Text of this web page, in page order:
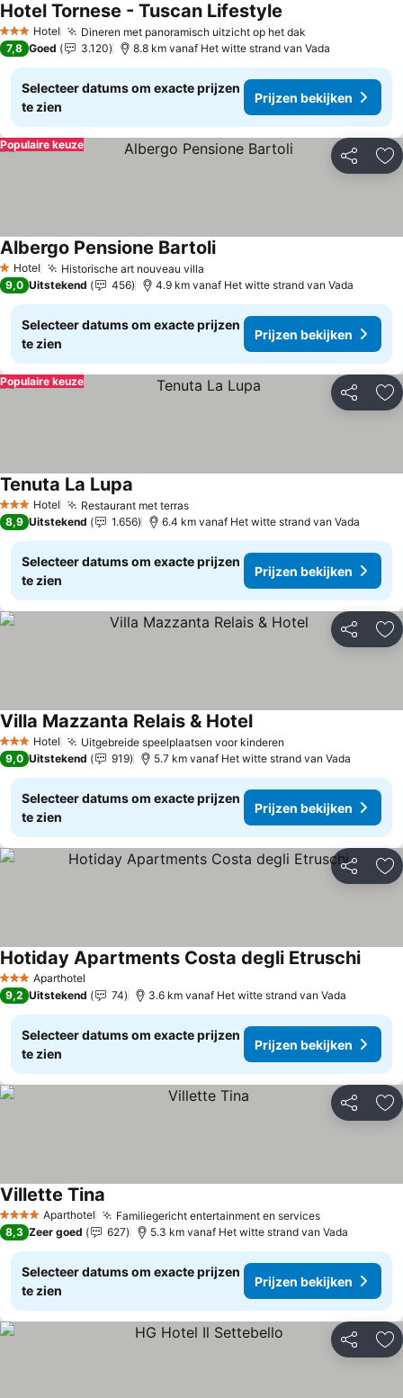
3 SterrenHotel Dineren met panoramisch uitzicht op het dak
Hotel Tornese - Tuscan Lifestyle
7,8 Goed 3.120 8.8 km vanaf Het witte strand van Vada
Selecteer datums om exacte prijzen
te zien
Prijzen bekijken
Delen
Populaire keuze
1 Sterren
Hotel Historische art nouveau villa
Albergo Pensione Bartoli
9,0 Uitstekend 456 4.9 km vanaf Het witte strand van Vada
Selecteer datums om exacte prijzen
te zien
Prijzen bekijken
Delen
Populaire keuze
3 SterrenHotel Restaurant met terras
Tenuta La Lupa
8,9 Uitstekend 1.656 6.4 km vanaf Het witte strand van Vada
Selecteer datums om exacte prijzen
te zien
Prijzen bekijken
Delen
3 SterrenHotel Uitgebreide speelplaatsen voor kinderen
Villa Mazzanta Relais & Hotel
9,0 Uitstekend 919 5.7 km vanaf Het witte strand van Vada
Selecteer datums om exacte prijzen
te zien
Prijzen bekijken
Delen
3 SterrenAparthotel
Hotiday Apartments Costa degli Etruschi
9,2 Uitstekend 74 3.6 km vanaf Het witte strand van Vada
Selecteer datums om exacte prijzen
te zien
Prijzen bekijken
Delen
4 SterrenAparthotel Familiegericht entertainment en services
Villette Tina
8,3 Zeer goed 627 5.3 km vanaf Het witte strand van Vada
Selecteer datums om exacte prijzen
te zien
Prijzen bekijken
Delen